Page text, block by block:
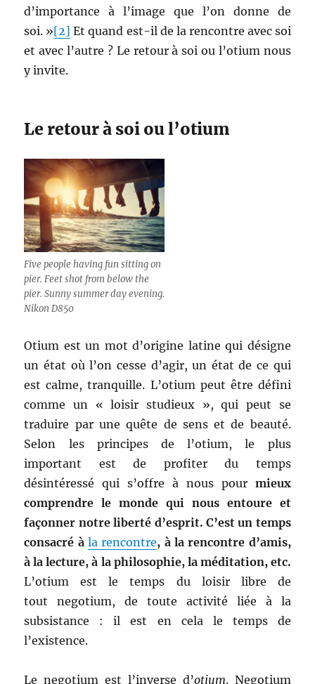
d’importance à l’image que l’on donne de
soi. »[2] Et quand est-il de la rencontre avec soi
et avec l’autre ? Le retour à soi ou l’otium nous
y invite.
Le retour à soi ou l’otium
Five people having fun sitting on
pier. Feet shot from below the
pier. Sunny summer day evening.
Nikon D850
Otium est un mot d’origine latine qui désigne
un état où l’on cesse d’agir, un état de ce qui
est calme, tranquille. L’otium peut être défini
comme un « loisir studieux », qui peut se
traduire par une quête de sens et de beauté.
Selon les principes de l’otium, le plus
important est de profiter du temps
désintéressé qui s’offre à nous pour mieux
comprendre le monde qui nous entoure et
façonner notre liberté d’esprit. C’est un temps
consacré àla rencontre, à la rencontre d’amis,
à la lecture, à la philosophie, la méditation, etc.
L’otium est le temps du loisir libre de
tout negotium, de toute activité liée à la
subsistance : il est en cela le temps de
l’existence.
Le negotium est l’inverse d’otium. Negotium